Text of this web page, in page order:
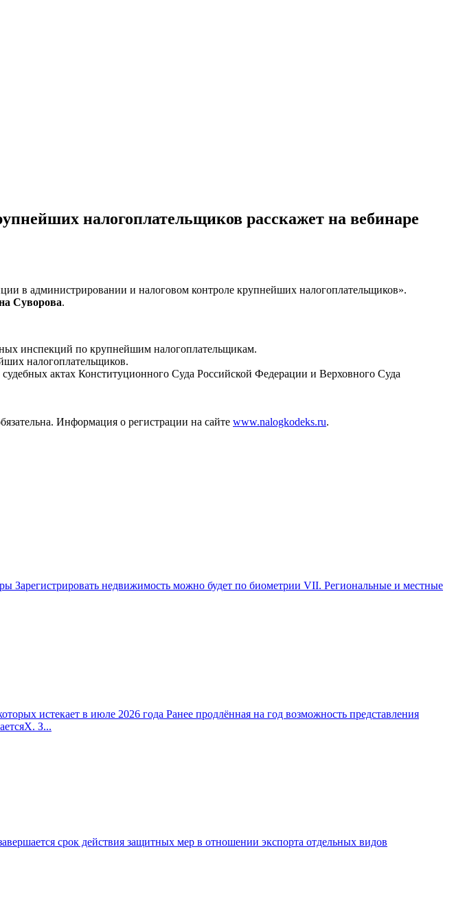
налогоплательщиков расскажет на вебинаре
в администрировании и налоговом контроле крупнейших налогоплательщиков».
Суворова.
инспекций по крупнейшим налогоплательщикам.
налогоплательщиков.
актах Конституционного Суда Российской Федерации и Верховного Суда
Информация о регистрации на сайте www.nalogkodeks.ru.
недвижимость можно будет по биометрии VII. Региональные и местные
истекает в июле 2026 года Ранее продлённая на год возможность представления
З...
срок действия защитных мер в отношении экспорта отдельных видов